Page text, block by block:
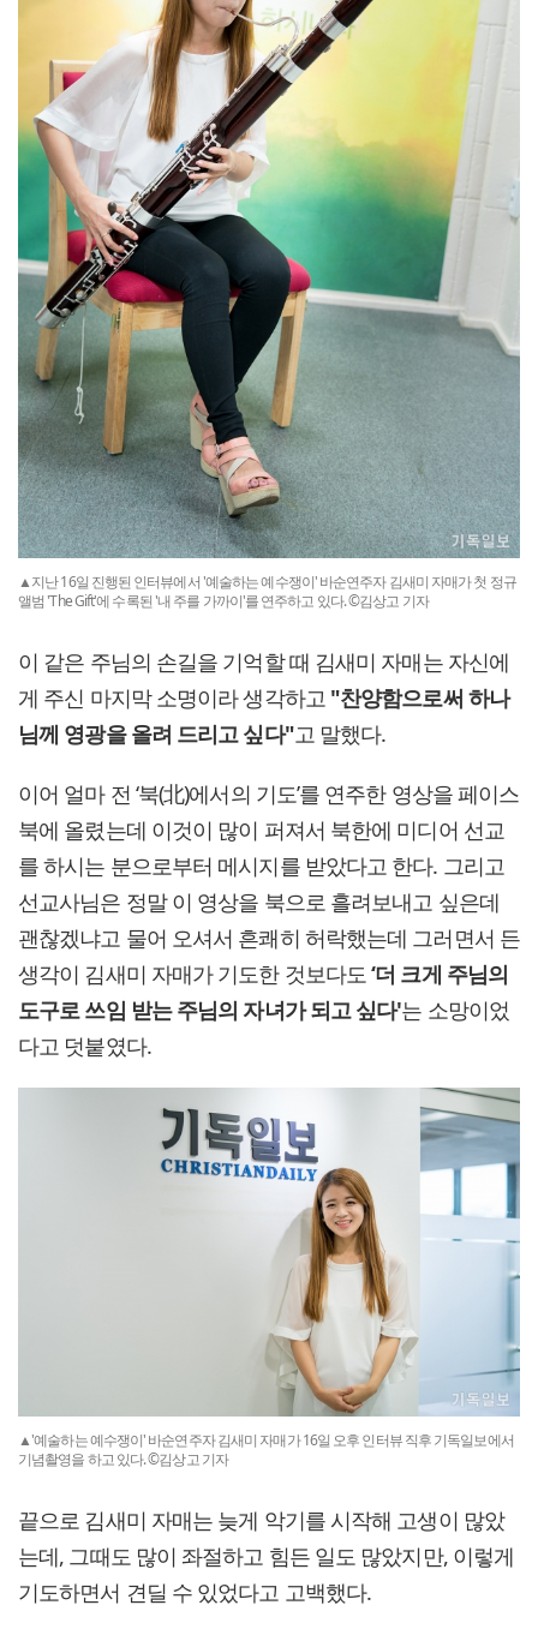
▲지난 16일 진행된 인터뷰에서 '예술하는 예수쟁이' 바순연주자 김새미 자매가 첫 정규
앨범 'The Gift'에 수록된 '내 주를 가까이'를 연주하고 있다. ©김상고 기자
이 같은 주님의 손길을 기억할 때 김새미 자매는 자신에
게 주신 마지막 소명이라 생각하고 "찬양함으로써 하나
님께 영광을 올려 드리고 싶다"고 말했다.
이어 얼마 전 ‘북(北)에서의 기도’를 연주한 영상을 페이스
북에 올렸는데 이것이 많이 퍼져서 북한에 미디어 선교
를 하시는 분으로부터 메시지를 받았다고 한다. 그리고
선교사님은 정말 이 영상을 북으로 흘려보내고 싶은데
괜찮겠냐고 물어 오셔서 흔쾌히 허락했는데 그러면서 든
생각이 김새미 자매가 기도한 것보다도‘더 크게 주님의
도구로 쓰임 받는 주님의 자녀가 되고 싶다'는 소망이었
다고 덧붙였다.
▲'예술하는 예수쟁이' 바순연주자 김새미 자매가 16일 오후 인터뷰 직후 기독일보에서
기념촬영을 하고 있다. ©김상고 기자
끝으로 김새미 자매는 늦게 악기를 시작해 고생이 많았
는데, 그때도 많이 좌절하고 힘든 일도 많았지만, 이렇게
기도하면서 견딜 수 있었다고 고백했다.